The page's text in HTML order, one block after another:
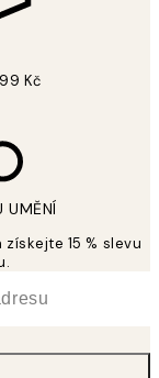
Kč
UMĚNÍ
15 % slevu